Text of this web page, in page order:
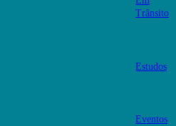
Trânsito
Estudos
Eventos